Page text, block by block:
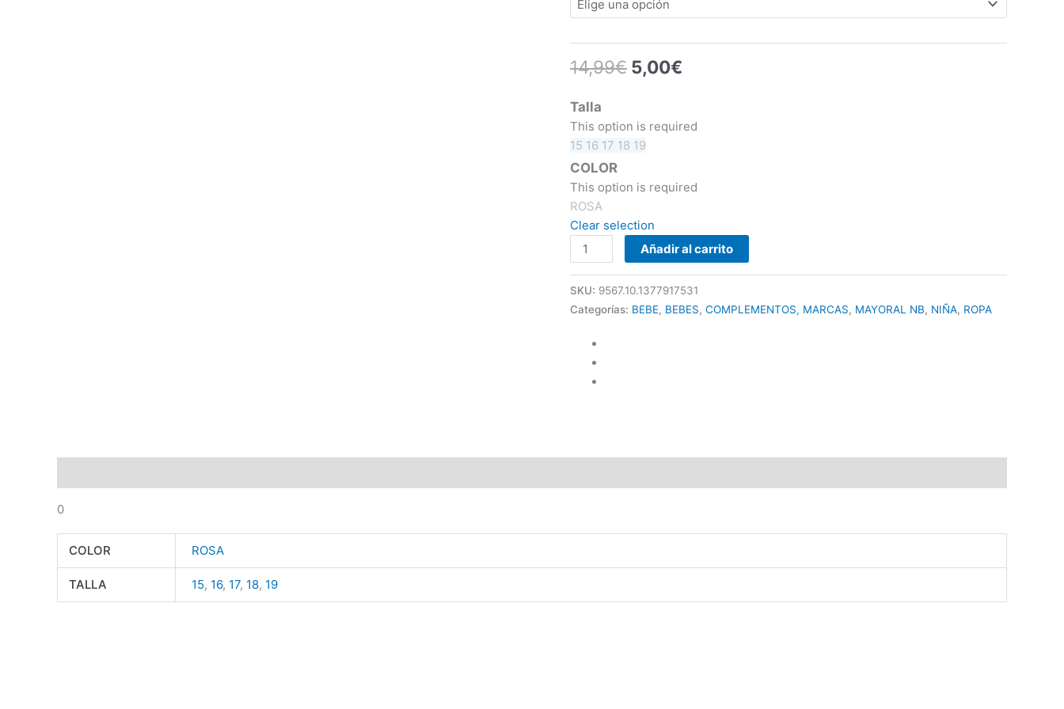
14,99€ 5,00€
Talla
This option is required
15 16 17 18 19
COLOR
This option is required
ROSA
Clear selection
Añadir al carrito
SKU: 9567.10.1377917531
Categorías: BEBE, BEBES, COMPLEMENTOS, MARCAS, MAYORAL NB, NIÑA, ROPA
0
COLOR ROSA
TALLA 15, 16, 17, 18, 19